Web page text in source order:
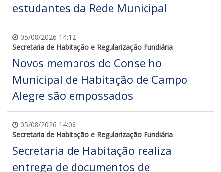
estudantes da Rede Municipal
05/08/2026 14:12
Secretaria de Habitação e Regularização Fundiária
Novos membros do Conselho
Municipal de Habitação de Campo
Alegre são empossados
05/08/2026 14:06
Secretaria de Habitação e Regularização Fundiária
Secretaria de Habitação realiza
entrega de documentos de